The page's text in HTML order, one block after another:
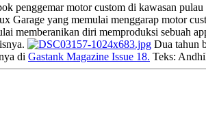
penggemar motor custom di kawasan
Garage yang memulai menggarap motor
memberanikan diri memproduksi sebuah
Dua tahun
di Gastank Magazine Issue 18. Teks: